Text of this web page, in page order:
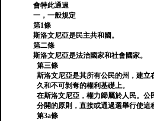
會特此通過
一，一般規定
第1條
斯洛文尼亞是民主共和國。
第二條
斯洛文尼亞是法治國家和社會國家。
第三條
斯洛文尼亞是其所有公民的州，建立
久和不可剝奪的權利基礎上。
在斯洛文尼亞，權力歸屬於人民。公
分開的原則，直接或通過選舉行使這
第3a條